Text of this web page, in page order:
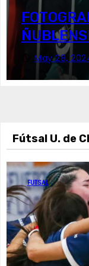
May 28,
Fútsal U. de
FUTSAL